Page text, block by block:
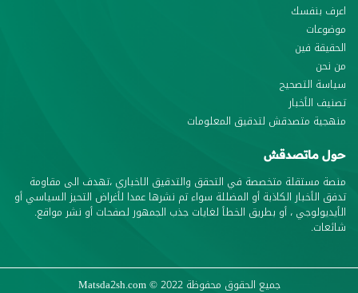
اعرف بنفسك
موضوعات
الحقيقة فين
من نحن
سياسة التصحيح
تصنيف الأخبار
منهجية متصدقش لتدقيق المعلومات
حول ماتصدقش
منصة مستقلة متخصصة في التحقق والتدقيق الاخباري ،تهدف الى مقاومة
تدفق الأخبار الكاذبة أو المضللة سواء تم نشرها عمدا لأغراض التحيز السياسي أو
الأيديولوجي ، أو بطريق الخطأ لغايات جذب الجمهور لصفحات أو نشر مواقع.
شائعات.
جميع الحقوق محفوظة Matsda2sh.com© 2022